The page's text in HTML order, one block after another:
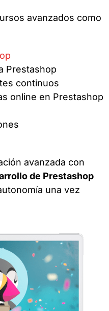
avanzados como
Prestashop
continuos
online en Prestashop
avanzada con
de Prestashop
una vez